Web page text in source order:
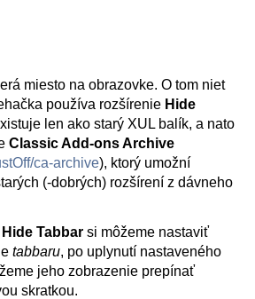
miesto na obrazovke. O tom niet
používa rozšírenie Hide
len ako starý XUL balík, a nato
Classic Add-ons Archive
ca-archive), ktorý umožní
(-dobrých) rozšírení z dávneho
Hide Tabbar si môžeme nastaviť
tabbaru, po uplynutí nastaveného
jeho zobrazenie prepínať
skratkou.